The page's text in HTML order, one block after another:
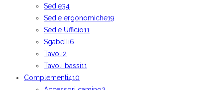
Sedie34
Sedie ergonomiche19
Sedie Ufficio11
Sgabelli6
Tavoli2
Tavoli bassi11
Complementi410